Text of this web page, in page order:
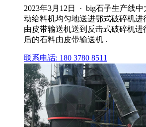
2023年3月12日 · big石子生产线
动给料机均匀地送进鄂式破碎机进
由皮带输送机送到反击式破碎机
后的石料由皮带输送机 .
联系电话: 180 3780 8511